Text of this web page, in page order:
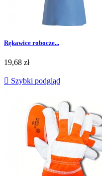
Rękawice robocze...
Cena
19,68 zł
 Szybki podgląd